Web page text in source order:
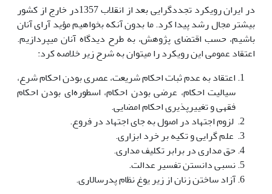
در ایران رویکرد تجددگرایی بعد از انقلاب 1357در خارج از کشور
بیشتر مجال رشد پیدا کرد. ما بدون آنکه بخواهیم مؤید آرای آنان
باشیم، حسب اقتضای پژوهش، به طرح دیدگاه آنان می‏پردازیم.
اعتقاد عمومی این رویکرد را می­توان به ­شرح زیر خلاصه کرد:
اعتقاد به عدم ثبات احکام شریعت، عصری بودن احکام شرع،
سیالیت احکام، عرضی بودن احکام، اسطوره‌ای بودن احکام
فقهی و تغییرپذیری احکام امضایی.
لزوم اجتهاد در اصول به جای اجتهاد در فروع.
علم گرایی و تکیه بر خرد ابزاری.
حق مداری در برابر تکلیف مداری.
نسبی دانستن تفسیر عدالت.
آزاد ساختن زنان از زیر یوغ نظام پدرسالاری.